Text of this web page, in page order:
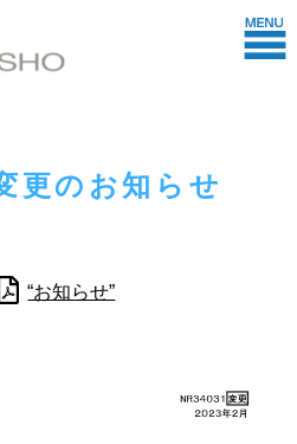
更のお知らせ
“お知らせ”